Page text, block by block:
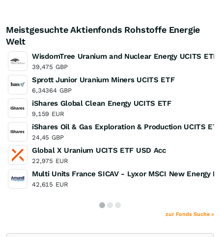
Meistgesuchte Aktienfonds Rohstoffe Energie
Welt
WisdomTree Uranium and Nuclear Energy UCITS
39,475 GBP
Sprott Junior Uranium Miners UCITS ETF
6,34364 GBP
iShares Global Clean Energy UCITS ETF
9,159 EUR
iShares Oil & Gas Exploration & Production UCITS
24,45 GBP
Global X Uranium UCITS ETF USD Acc
22,975 EUR
Multi Units France SICAV - Lyxor MSCI New Energy
42,615 EUR
zur Fonds Suche »